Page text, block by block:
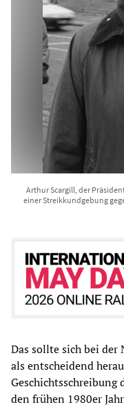
Arthur Scargill, der
einer Streikkundgebung
Das sollte sich bei der
als entscheidend
Geschichtsschreibung
den frühen 1980er